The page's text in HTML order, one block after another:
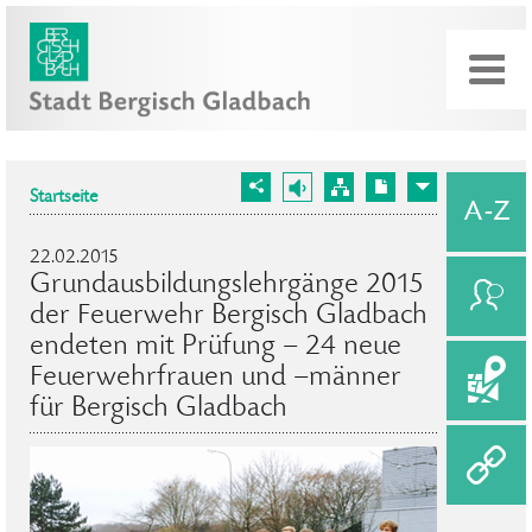
Startseite
22.02.2015
Grundausbildungslehrgänge 2015
der Feuerwehr Bergisch Gladbach
endeten mit Prüfung – 24 neue
Feuerwehrfrauen und –männer
für Bergisch Gladbach